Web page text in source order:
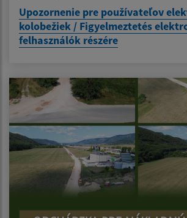
Upozornenie pre používateľov
kolobežiek / Figyelmeztetés
felhasználók részére